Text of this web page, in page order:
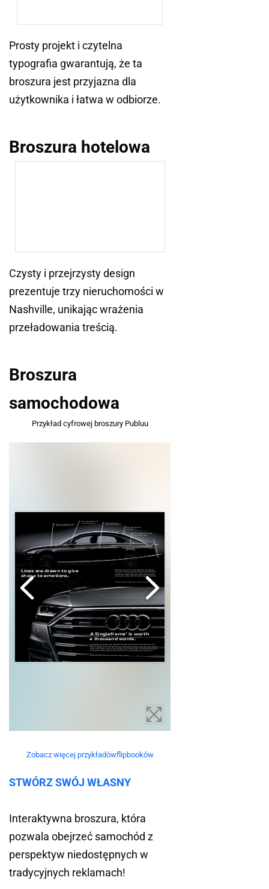
Prosty projekt i czytelna
typografia gwarantują, że ta
broszura jest przyjazna dla
użytkownika i łatwa w odbiorze.
Broszura hotelowa
Czysty i przejrzysty design
prezentuje trzy nieruchomości w
Nashville, unikając wrażenia
przeładowania treścią.
Broszura
samochodowa
Przykład cyfrowej broszury Publuu
Zobacz więcej przykładówflipbooków
STWÓRZ SWÓJ WŁASNY
Interaktywna broszura, która
pozwala obejrzeć samochód z
perspektyw niedostępnych w
tradycyjnych reklamach!